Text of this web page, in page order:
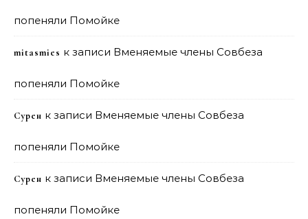
попеняли Помойке
mitasmies к записи Вменяемые члены Совбеза
попеняли Помойке
Сурен к записи Вменяемые члены Совбеза
попеняли Помойке
Сурен к записи Вменяемые члены Совбеза
попеняли Помойке